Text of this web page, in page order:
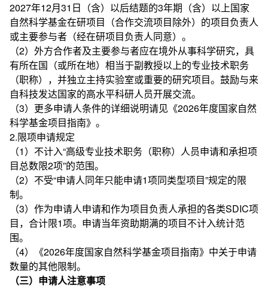
2027年12月31日（含）以后结题的3年期（含）以上国家
自然科学基金在研项目（合作交流项目除外）的项目负责人
或主要参与者（经在研项目负责人同意）。
（2）外方合作者及主要参与者应在境外从事科学研究，具
有所在国（或所在地）相当于副教授以上的专业技术职务
（职称），并独立主持实验室或重要的研究项目。鼓励与来
自科技发达国家的高水平科研人员开展交流。
（3）更多申请人条件的详细说明请见《2026年度国家自然
科学基金项目指南》。
2.限项申请规定
（1）不计入“高级专业技术职务（职称）人员申请和承担项
目总数限2项”的范围。
（2）不受“申请人同年只能申请1项同类型项目”规定的限
制。
（3）作为申请人申请和作为项目负责人承担的各类SDIC项
目，合计限1项。申请当年资助期满的项目不计入统计范
围。
（4）《2026年度国家自然科学基金项目指南》中关于申请
数量的其他限制。
（三）申请人注意事项